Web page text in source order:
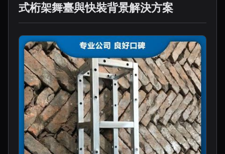
式桁架舞臺與快裝背景解決方案